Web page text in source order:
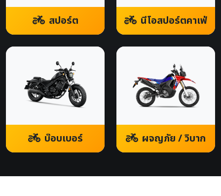
สปอร์ต นีโอสปอร์ตคาเฟ่
บ๊อบเบอร์ ผจญภัย / วิบาก